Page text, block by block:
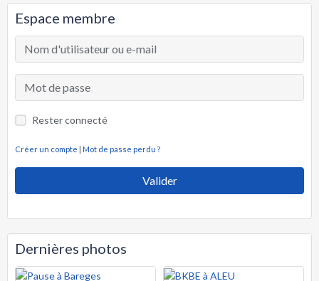
Espace membre
Rester connecté
Créer un compte | Mot de passe perdu ?
Valider
Dernières photos